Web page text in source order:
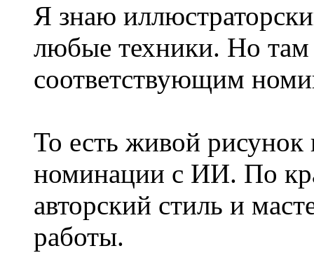
Я знаю
любые техники. Но там
соответствующим
То есть живой
номинации с ИИ. По
авторский стиль и
работы.